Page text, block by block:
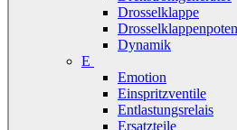
Drosselklappe
Dynamik
E
Emotion
Einspritzventile
Entlastungsrelais
Ersatzteile